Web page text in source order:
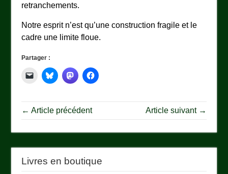
retranchements.
Notre esprit n’est qu’une construction fragile et le
cadre une limite floue.
Partager :
← Article précédent Article suivant →
Livres en boutique